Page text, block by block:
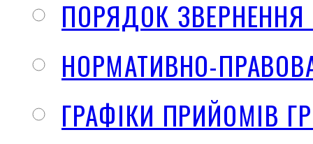
ПОРЯДОК
НОРМАТИВНО-
ГРАФІКИ ПРИЙОМІВ